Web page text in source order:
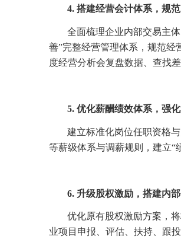
4. 搭建经营会计体系，规
全面梳理企业内部交易主
善”完整经营管理体系，规范经
度经营分析会复盘数据、查找
5. 优化薪酬绩效体系，强
建立标准化岗位任职资格
等薪级体系与调薪规则，建立“
6. 升级股权激励，搭建内
优化原有股权激励方案，
业项目申报、评估、扶持、跟